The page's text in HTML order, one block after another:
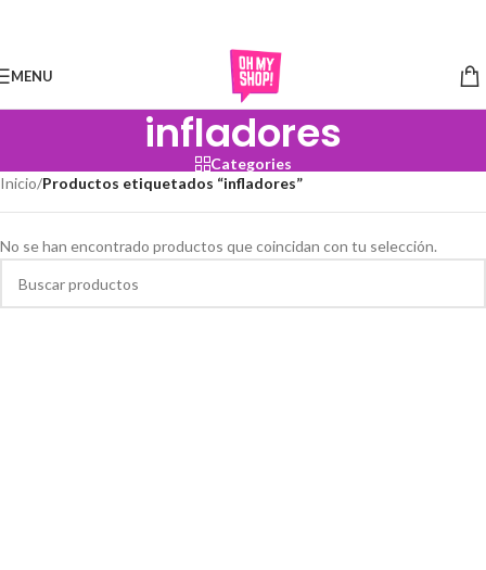
MENU
infladores
Categories
Inicio/Productos etiquetados “infladores”
No se han encontrado productos que coincidan con tu selección.